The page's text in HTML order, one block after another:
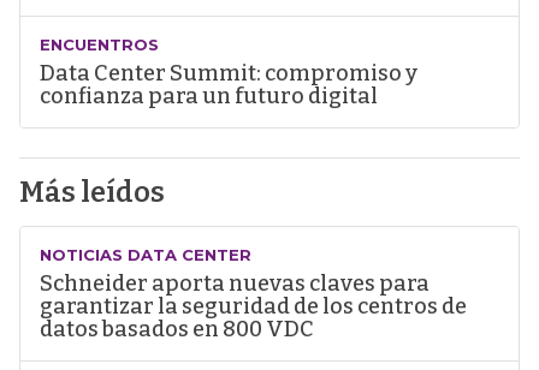
ENCUENTROS
Data Center Summit: compromiso y
confianza para un futuro digital
Más leídos
NOTICIAS DATA CENTER
Schneider aporta nuevas claves para
garantizar la seguridad de los centros de
datos basados en 800 VDC